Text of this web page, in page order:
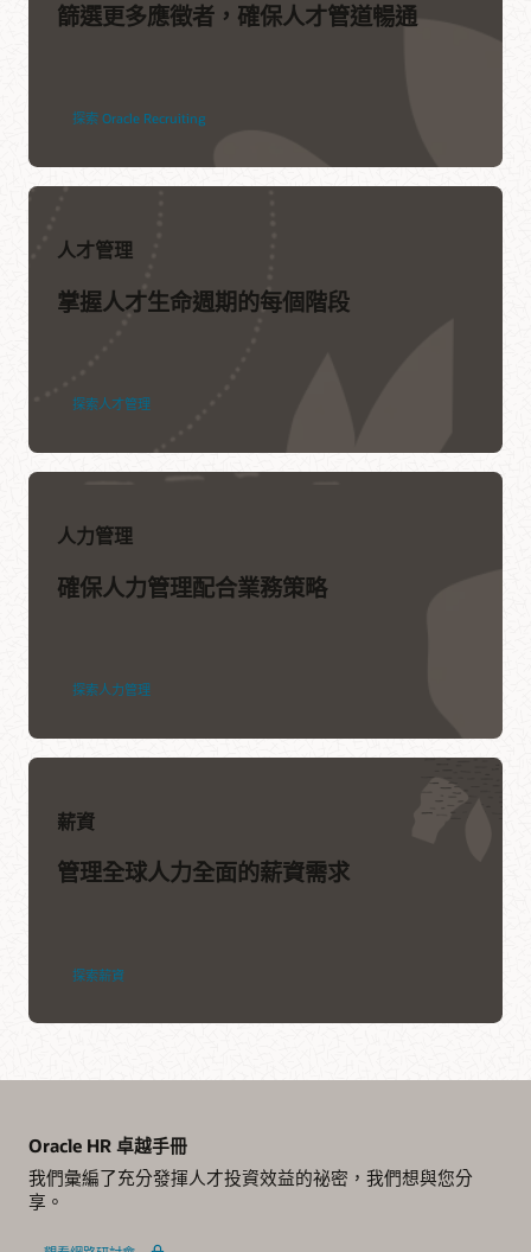
產品要點：Oracle Human Resources
市場上的與眾不同之處。
Oracle HR
My Wellness (PDF)
什麼是 HCM？
什麼是 HR 軟體？
篩選更多應徵者，確保人才管道暢通
探索 Oracle Recruiting
人才管理
掌握人才生命週期的每個階段
探索人才管理
人力管理
確保人力管理配合業務策略
探索人力管理
薪資
管理全球人力全面的薪資需求
探索薪資
Oracle HR 卓越手冊
我們彙編了充分發揮人才投資效益的祕密，我們想與您分
享。